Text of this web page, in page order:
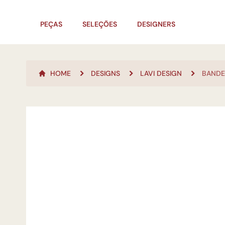
PEÇAS SELEÇÕES DESIGNERS
HOME DESIGNS LAVI DESIGN